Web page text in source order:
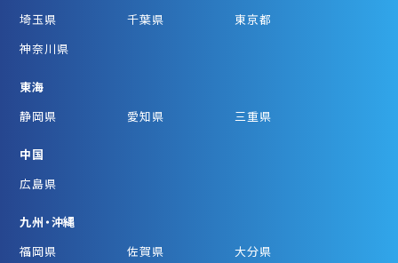
埼玉県
千葉県
東京都
神奈川県
東海
静岡県
愛知県 三重県
中国
広島県
九州・沖縄
福岡県
佐賀県 大分県